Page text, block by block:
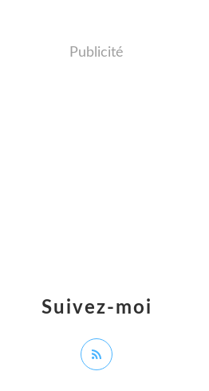
Suivez-moi
Publicité